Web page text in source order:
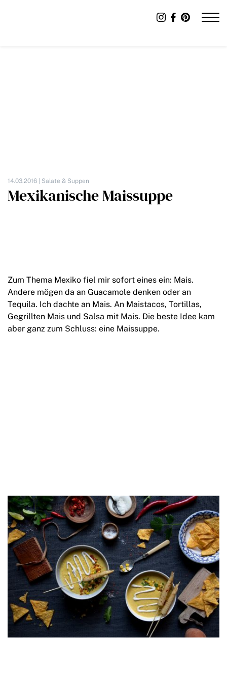
14.03.2016 | Salate & Suppen
Mexikanische Maissuppe
Zum Thema Mexiko fiel mir sofort eines ein: Mais.
Andere mögen da an Guacamole denken oder an
Tequila. Ich dachte an Mais. An Maistacos, Tortillas,
Gegrillten Mais und Salsa mit Mais. Die beste Idee kam
aber ganz zum Schluss: eine Maissuppe.